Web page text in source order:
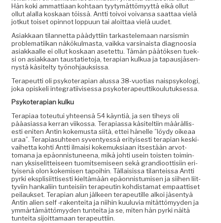
Hän koki ammat­ti­aan kohtaan tyy­tymät­tömyyt­tä eikä ollut
ollut alal­la koskaan töis­sä. Antti toivoi voivansa saat­taa vielä
jotkut toiset opin­not lop­pu­un tai aloit­taa vielä uudet.
Asi­akkaan tilan­net­ta päädyt­ti­in tarkastele­maan nar­sis­min
prob­lemati­ikan näkökul­mas­ta, vaik­ka varsi­naista diag­noosia
asi­akkaalle ei ollut koskaan asetet­tu. Tämän päätök­sen tuek­
si on asi­akkaan taus­ta­ti­eto­ja, ter­api­an kulkua ja tapausjäsen­
nys­tä käsitel­ty työnohjauksissa.
Ter­apeut­ti oli psykoter­api­an alus­sa 38-vuo­tias naisp­sykolo­gi,
joka opiske­li inte­grati­ivises­sa psykoterapeuttikoulutuksessa.
Psykoter­api­an kulku
Ter­api­aa toteu­tui yhteen­sä 54 käyn­tiä, ja sen tiheys oli
pääasi­as­sa ker­ran viikos­sa. Ter­api­as­sa käsitelti­in määräl­lis­
es­ti eniten Antin koke­mus­ta siitä, ettei hänelle ”löy­dy oikeaa
uraa”. Ter­api­a­suh­teen syven­tyessä eri­tyis­es­ti ter­api­an keski­
vai­het­ta kohti Antti ilmaisi koke­muk­si­aan itses­tään arvot­
tomana ja epäon­nis­tuneena, mikä johti usein tois­t­en toimin­
nan yksiselit­teiseen tuomit­semiseen sekä grandioot­tisi­in eri­
tyisenä olon kokemisen tapoi­hin. Täl­lai­sis­sa tilanteis­sa Antti
pyr­ki eksplisi­it­tis­es­ti kieltämään epäon­nis­tu­misen ja siihen liit­
tyvi­in han­kali­in tun­teisi­in ter­apeutin kohdis­ta­mat empaat­tiset
peilauk­set. Ter­api­an alun jäl­keen ter­apeu­ti­lle alkoi jäsen­tyä
Antin alien self ‑rak­en­tei­ta ja niihin kuu­lu­via mität­tömyy­den ja
ymmärtämät­tömyy­den tun­tei­ta ja se, miten hän pyr­ki näitä
tun­tei­ta sijoit­ta­maan terapeuttiin.